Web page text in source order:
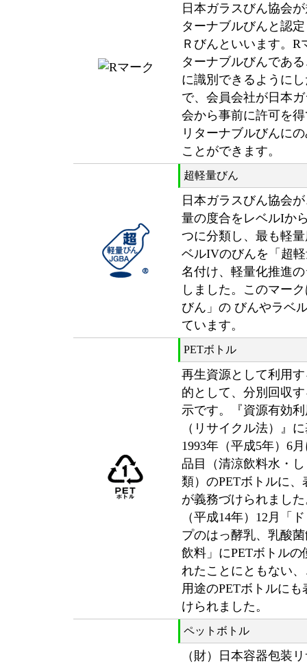
日本ガラスびん協会
ターナブルびんと認
Ｒびんといいます。R
ターナブルびんであ
に識別できるように
で、会員会社が日本
会から事前に許可を
リターナブルびんに
ことができます。
超軽量びん
日本ガラスびん協会
量の度合をレベルIか
つに分類し、最も軽
ベルIVのびんを「超
名付け、軽量化推進
しました。このマー
びん」の びんやラベ
ています。
PETボトル
再生資源として利用
的として、分別回収
示です。『資源有効
（リサイクル法）』
1993年（平成5年）6
品目（清涼飲料水・
類）のPETボトルに、
が義務づけられました
（平成14年）12月「
プのはっ酵乳、乳酸
飲料」にPETボトルの
れたことにともない
用途のPETボトルに
けられました。
ペットボトル
（財）日本容器包装